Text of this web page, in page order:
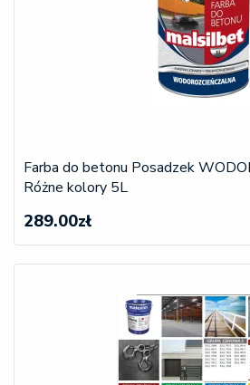
Farba do betonu Posadzek
Różne kolory 5L
289.00zł